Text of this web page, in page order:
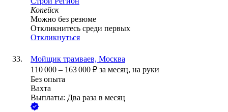
Копейск
Можно без резюме
Откликнитесь среди первых
Откликнуться
Мойщик трамваев, Москва
110 000 – 163 000 ₽ за месяц, на руки
Без опыта
Вахта
Выплаты: Два раза в месяц